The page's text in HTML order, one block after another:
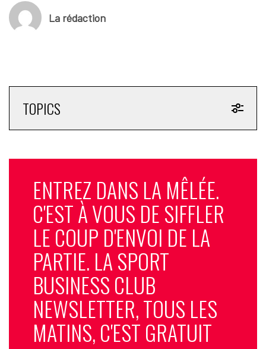
La rédaction
TOPICS
ENTREZ DANS LA MÊLÉE.
C'EST À VOUS DE SIFFLER
LE COUP D'ENVOI DE LA
PARTIE. LA SPORT
BUSINESS CLUB
NEWSLETTER, TOUS LES
MATINS, C'EST GRATUIT